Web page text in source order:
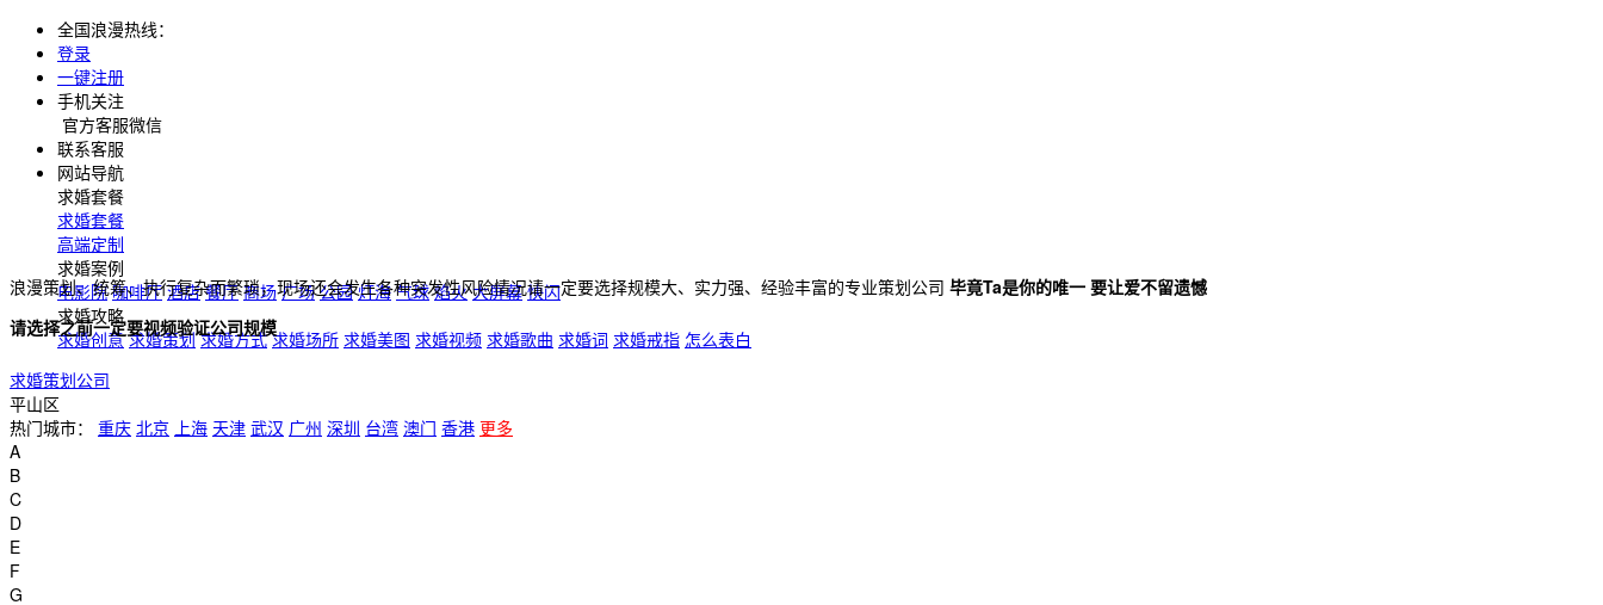
全国浪漫热线：
登录
一键注册
手机关注
官方客服微信
联系客服
网站导航
求婚套餐
求婚套餐
高端定制
求婚案例
电影院 咖啡厅 酒店 餐厅 商场 广场 公园 灯海 气球 焰火 大屏幕 快闪
求婚攻略
求婚创意 求婚策划 求婚方式 求婚场所 求婚美图 求婚视频 求婚歌曲 求婚词 求婚戒指 怎么表白
求婚策划公司
平山区
热门城市：
重庆 北京 上海 天津 武汉 广州 深圳 台湾 澳门 香港 更多
A
B
C
D
E
F
G
浪漫策划、统筹、执行复杂而繁琐，现场还会发生各种突发性风险情况请一定要选择规模大、实力强、经验丰富的专业策划公司 毕竟Ta是你的唯一 要让爱不留遗憾
请选择之前一定要视频验证公司规模